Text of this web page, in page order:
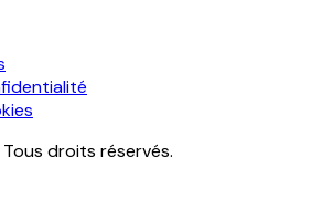
droits réservés.